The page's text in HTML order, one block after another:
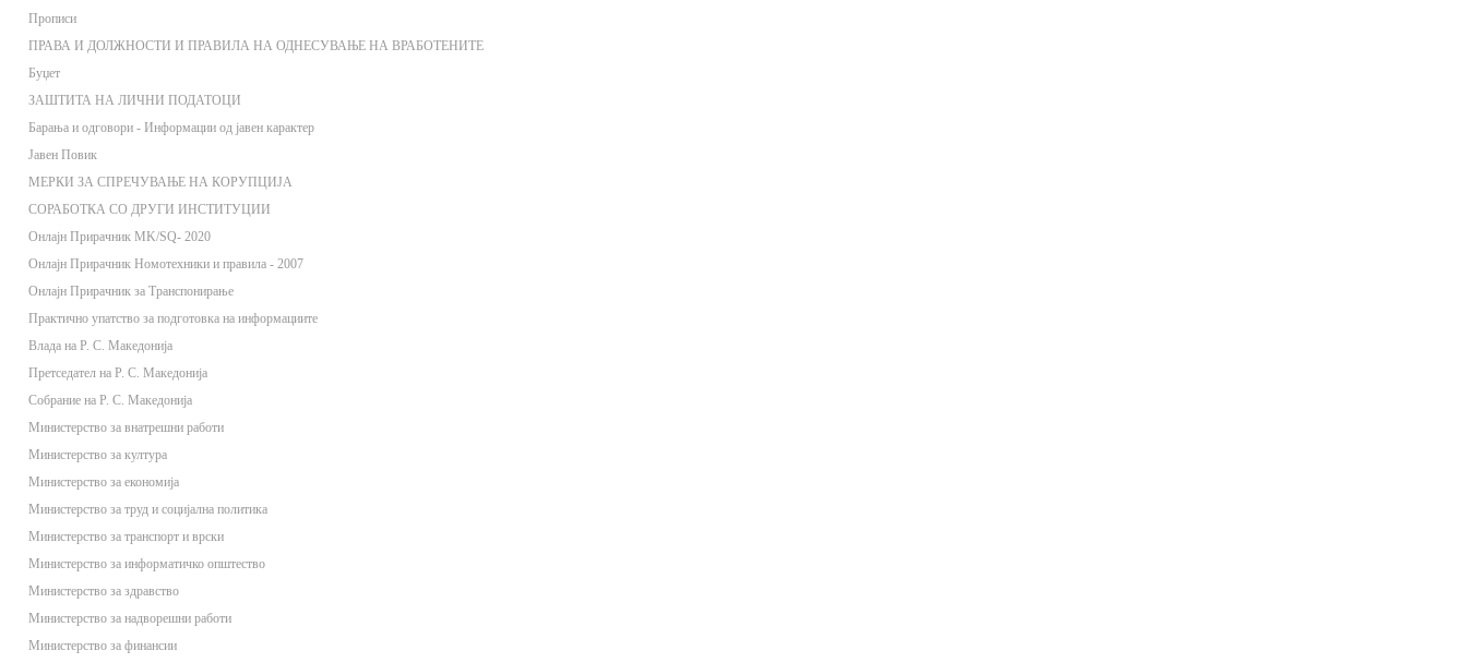
Прописи
ПРАВА И ДОЛЖНОСТИ И ПРАВИЛА НА ОДНЕСУВАЊЕ НА ВРАБОТЕНИТЕ
Буџет
ЗАШТИТА НА ЛИЧНИ ПОДАТОЦИ
Барања и одговори - Информации од јавен карактер
Јавен Повик
МЕРКИ ЗА СПРЕЧУВАЊЕ НА КОРУПЦИЈА
СОРАБОТКА СО ДРУГИ ИНСТИТУЦИИ
Онлaјн Прирачник MK/SQ- 2020
Онлаjн Прирачник Номотехники и правила - 2007
Онлаjн Прирачник за Транспонирање
Практично упатство за подготовка на информациите
Влада на Р. С. Македонија
Претседател на Р. С. Македонија
Собрание на Р. С. Македонија
Министерство за внатрешни работи
Министерство за култура
Министерство за економија
Министерство за труд и социјална политика
Министерство за транспорт и врски
Министерство за информатичко општество
Министерство за здравство
Министерство за надворешни работи
Министерство за финансии